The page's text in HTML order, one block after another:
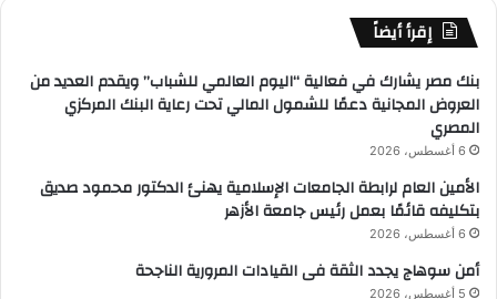
إقرأ أيضاً
بنك مصر يشارك في فعالية “اليوم العالمي للشباب” ويقدم العديد من
العروض المجانية دعمًا للشمول المالي تحت رعاية البنك المركزي
المصري
6 أغسطس، 2026
الأمين العام لرابطة الجامعات الإسلامية يهنئ الدكتور محمود صديق
بتكليفه قائمًا بعمل رئيس جامعة الأزهر
6 أغسطس، 2026
أمن سوهاج يجدد الثقة فى القيادات المرورية الناجحة
5 أغسطس، 2026